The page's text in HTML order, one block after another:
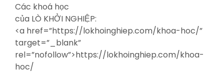
Các khoá học
của LÒ KHỞI NGHIỆP:
<a href=”https://lokhoinghiep.com/khoa-hoc/”
target=”_blank”
rel=”nofollow”>https://lokhoinghiep.com/khoa-
hoc/